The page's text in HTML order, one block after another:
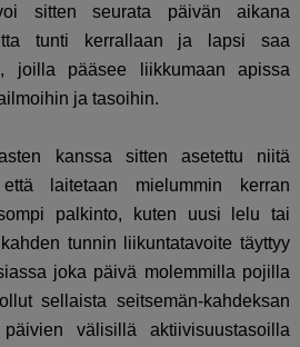
sitten seurata päivän aikana
tunti kerrallaan ja lapsi saa
joilla pääsee liikkumaan apissa
ja tasoihin.
kanssa sitten asetettu niitä
laitetaan mielummin kerran
palkinto, kuten uusi lelu tai
tunnin liikuntatavoite täyttyy
joka päivä molemmilla pojilla
sellaista seitsemän-kahdeksan
välisillä aktiivisuustasoilla